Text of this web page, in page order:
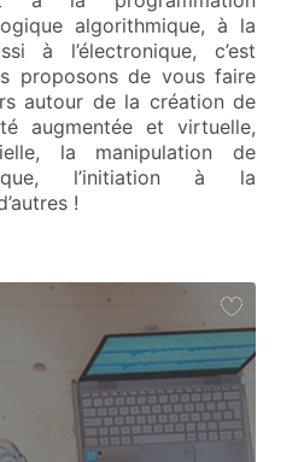
algorithmique, à la
à l’électronique, c’est
proposons de vous faire
autour de la création de
augmentée et virtuelle,
la manipulation de
l’initiation à la
!